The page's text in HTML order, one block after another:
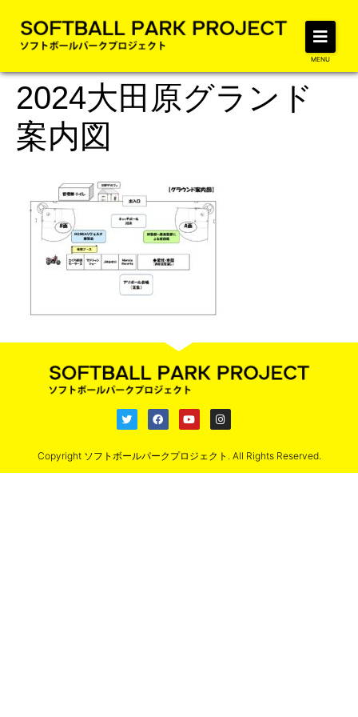
MENU
2024大田原グランド
案内図
Copyright ソフトボールパークプロジェクト. All Rights Reserved.